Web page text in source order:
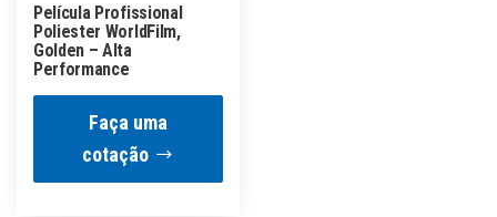
Película Profissional
Poliester WorldFilm,
Golden – Alta
Performance
Faça uma
cotação